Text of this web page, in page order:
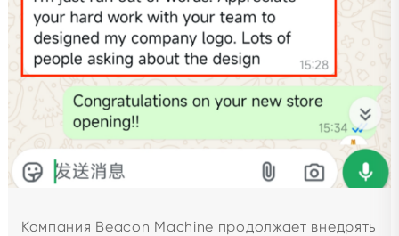
Компания Beacon Machine продолжает внедрять